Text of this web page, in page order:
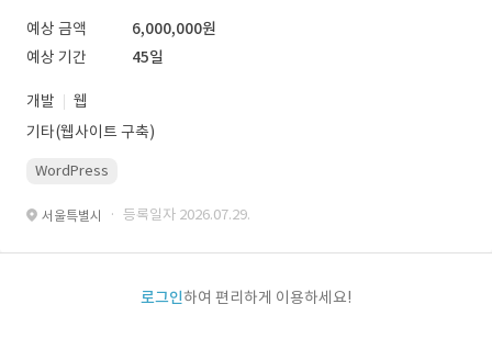
예상 금액
6,000,000원
예상 기간
45일
개발
웹
기타(웹사이트 구축)
WordPress
서울특별시 · 등록일자 2026.07.29.
로그인하여 편리하게 이용하세요!